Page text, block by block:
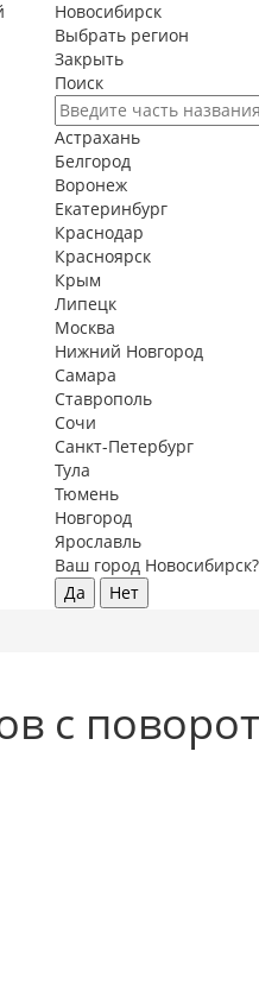
Новосибирск
Выбрать регион
Закрыть
Поиск
Астрахань
Белгород
Воронеж
Екатеринбург
Краснодар
Красноярск
Крым
Липецк
Москва
Нижний Новгород
Самара
Ставрополь
Сочи
Санкт-Петербург
Тула
Тюмень
Новгород
Ярославль
Ваш город Новосибирск?
Да
Нет
с